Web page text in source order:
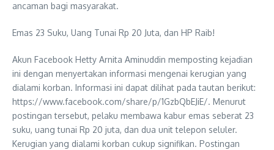
ancaman bagi masyarakat.
Emas 23 Suku, Uang Tunai Rp 20 Juta, dan HP Raib!
Akun Facebook Hetty Arnita Aminuddin memposting kejadian
ini dengan menyertakan informasi mengenai kerugian yang
dialami korban. Informasi ini dapat dilihat pada tautan berikut:
https://www.facebook.com/share/p/1GzbQbEJiE/. Menurut
postingan tersebut, pelaku membawa kabur emas seberat 23
suku, uang tunai Rp 20 juta, dan dua unit telepon seluler.
Kerugian yang dialami korban cukup signifikan. Postingan